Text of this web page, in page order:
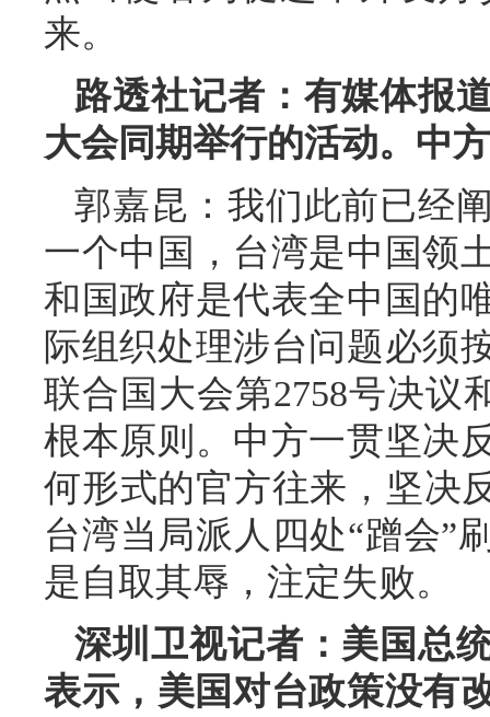
来。
路透社记者：有媒体报
大会同期举行的活动。中
郭嘉昆：我们此前已经
一个中国，台湾是中国领
和国政府是代表全中国的
际组织处理涉台问题必须
联合国大会第2758号决议
根本原则。中方一贯坚决
何形式的官方往来，坚决
台湾当局派人四处“蹭会”
是自取其辱，注定失败。
深圳卫视记者：美国总
表示，美国对台政策没有